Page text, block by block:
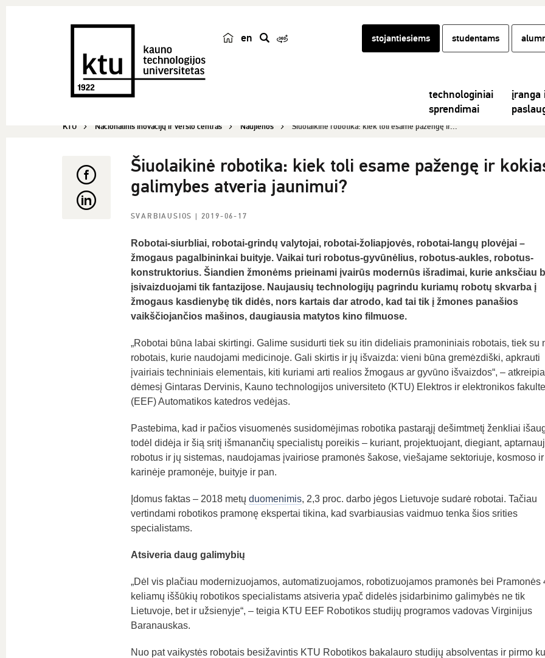
en
k
stojantiesiems studentams
technologiniai
sprendimai
įranga
KTU Nacionalinis inovacijų ir verslo centras Naujienos Šiuolaikinė robotika: kiek toli esame pažengę ir...
Šiuolaikinė robotika: kiek toli esame pažengę ir
galimybes atveria jaunimui?
SVARBIAUSIOS | 2019-06-17
Robotai-siurbliai, robotai-grindų valytojai, robotai-žoliapjovės, robotai-langų plovėjai –
žmogaus pagalbininkai buityje. Vaikai turi robotus-gyvūnėlius, robotus-aukles, robotus-
konstruktorius. Šiandien žmonėms prieinami įvairūs modernūs išradimai, kurie anksčiau
įsivaizduojami tik fantazijose. Naujausių technologijų pagrindu kuriamų robotų skvarba į
žmogaus kasdienybę tik didės, nors kartais dar atrodo, kad tai tik į žmones panašios
vaikščiojančios mašinos, daugiausia matytos kino filmuose.
„Robotai būna labai skirtingi. Galime susidurti tiek su itin dideliais pramoniniais robotais, tiek su
robotais, kurie naudojami medicinoje. Gali skirtis ir jų išvaizda: vieni būna gremėzdiški, apkrauti
įvairiais techniniais elementais, kiti kuriami arti realios žmogaus ar gyvūno išvaizdos“, – atkreipia
dėmesį Gintaras Dervinis, Kauno technologijos universiteto (KTU) Elektros ir elektronikos
(EEF) Automatikos katedros vedėjas.
Pastebima, kad ir pačios visuomenės susidomėjimas robotika pastarąjį dešimtmetį ženkliai
todėl didėja ir šią sritį išmanančių specialistų poreikis – kuriant, projektuojant, diegiant,
robotus ir jų sistemas, naudojamas įvairiose pramonės šakose, viešajame sektoriuje, kosmoso ir
karinėje pramonėje, buityje ir pan.
Įdomus faktas – 2018 metų duomenimis, 2,3 proc. darbo jėgos Lietuvoje sudarė robotai. Tačiau
vertindami robotikos pramonę ekspertai tikina, kad svarbiausias vaidmuo tenka šios srities
specialistams.
Atsiveria daug galimybių
„Dėl vis plačiau modernizuojamos, automatizuojamos, robotizuojamos pramonės bei Pramonės
keliamų iššūkių robotikos specialistams atsiveria ypač didelės įsidarbinimo galimybės ne tik
Lietuvoje, bet ir užsienyje“, – teigia KTU EEF Robotikos studijų programos vadovas Virginijus
Baranauskas.
Nuo pat vaikystės robotais besižavintis KTU Robotikos bakalauro studijų absolventas ir pirmo